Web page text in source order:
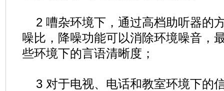
2 嘈杂环境下，通过高档助听器的
噪比，降噪功能可以消除环境噪音，
些环境下的言语清晰度；
3 对于电视、电话和教室环境下的